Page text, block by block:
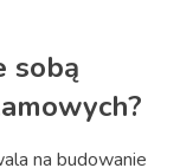
sobą
na budowanie